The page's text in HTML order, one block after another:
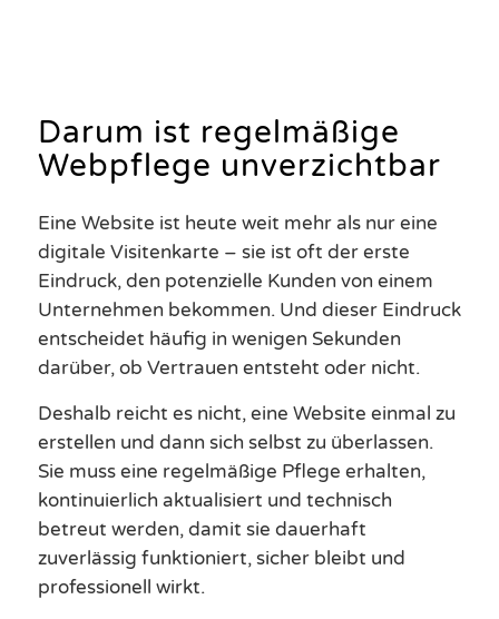
Darum ist regelmäßige
Webpflege unverzichtbar
Eine Website ist heute weit mehr als nur eine
digitale Visitenkarte – sie ist oft der erste
Eindruck, den potenzielle Kunden von einem
Unternehmen bekommen. Und dieser Eindruck
entscheidet häufig in wenigen Sekunden
darüber, ob Vertrauen entsteht oder nicht.
Deshalb reicht es nicht, eine Website einmal zu
erstellen und dann sich selbst zu überlassen.
Sie muss eine regelmäßige Pflege erhalten,
kontinuierlich aktualisiert und technisch
betreut werden, damit sie dauerhaft
zuverlässig funktioniert, sicher bleibt und
professionell wirkt.